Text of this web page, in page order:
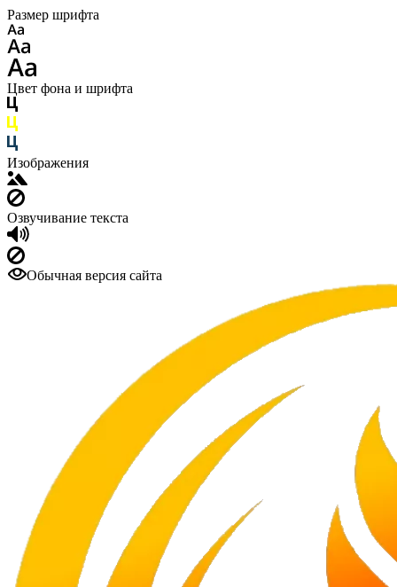
Размер шрифта
Цвет фона и шрифта
Изображения
Озвучивание текста
Обычная версия сайта